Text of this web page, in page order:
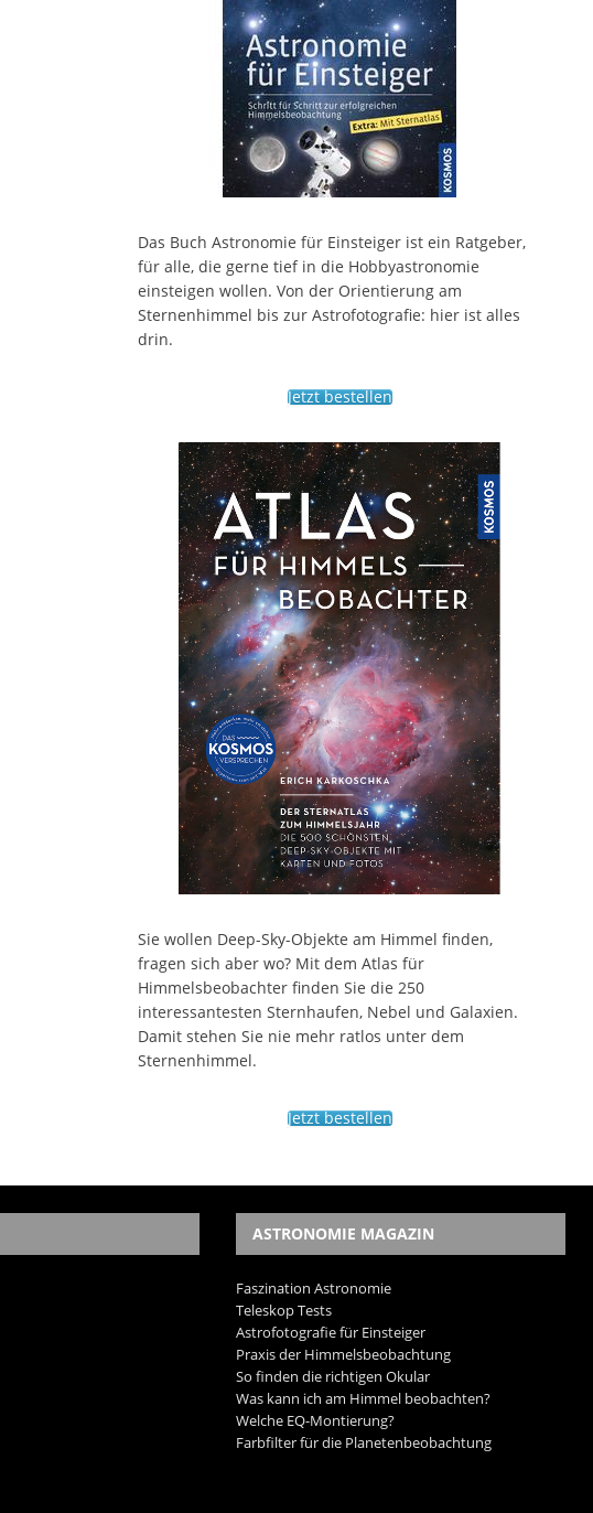
Das Buch Astronomie für Einsteiger ist ein Ratgeber,
für alle, die gerne tief in die Hobbyastronomie
einsteigen wollen. Von der Orientierung am
Sternenhimmel bis zur Astrofotografie: hier ist alles
drin.
Jetzt bestellen
Sie wollen Deep-Sky-Objekte am Himmel finden,
fragen sich aber wo? Mit dem Atlas für
Himmelsbeobachter finden Sie die 250
interessantesten Sternhaufen, Nebel und Galaxien.
Damit stehen Sie nie mehr ratlos unter dem
Sternenhimmel.
Jetzt bestellen
ASTRONOMIE MAGAZIN
Faszination Astronomie
Teleskop Tests
Astrofotografie für Einsteiger
Praxis der Himmelsbeobachtung
So finden die richtigen Okular
Was kann ich am Himmel beobachten?
Welche EQ-Montierung?
Farbfilter für die Planetenbeobachtung